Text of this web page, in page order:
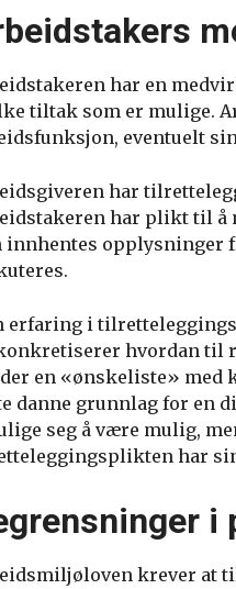
har en
tiltak som er mulige.
eventuelt
har
har plikt til å
innhentes opplysninger
erfaring i
hvordan til
en «ønskeliste»
danne grunnlag for en
seg å være mulig,
har
i
krever at